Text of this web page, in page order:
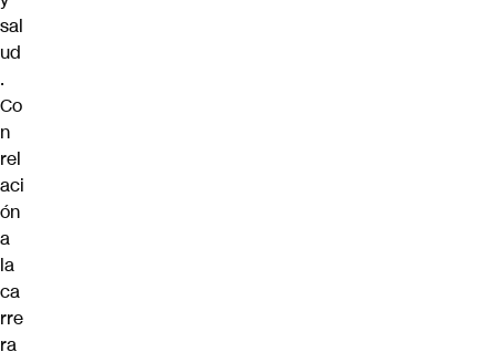
sal
ud
.
Co
n
rel
aci
ón
a
la
ca
rre
ra